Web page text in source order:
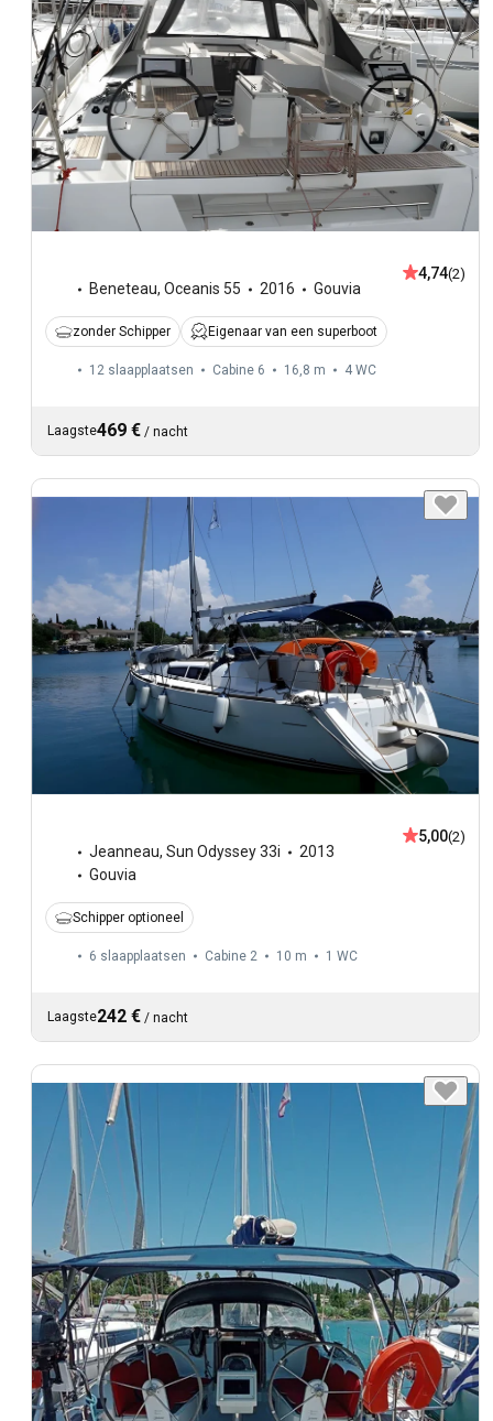
Beneteau, Oceanis 55 2016 Gouvia
4,74(2)
zonder Schipper Eigenaar van een superboot
12 slaapplaatsen Cabine 6 16,8 m 4 WC
Laagste469 € / nacht
Jeanneau, Sun Odyssey 33i
2013
Gouvia
5,00(2)
Schipper optioneel
6 slaapplaatsen Cabine 2 10 m 1 WC
Laagste242 € / nacht